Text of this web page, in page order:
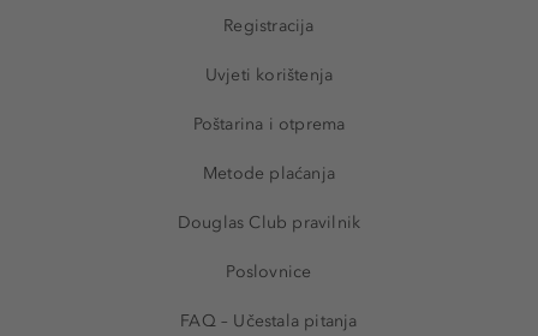
Registracija
Uvjeti korištenja
Poštarina i otprema
Metode plaćanja
Douglas Club pravilnik
Poslovnice
FAQ – Učestala pitanja